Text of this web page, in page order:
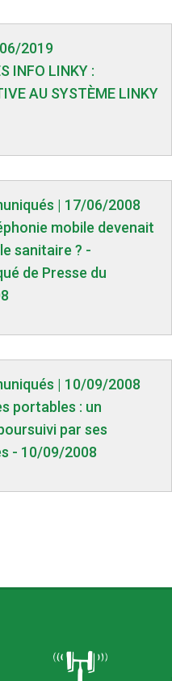
2019
INFO LINKY :
AU SYSTÈME LINKY
| 17/06/2008
mobile devenait
sanitaire ? -
de Presse du
| 10/09/2008
portables : un
par ses
- 10/09/2008